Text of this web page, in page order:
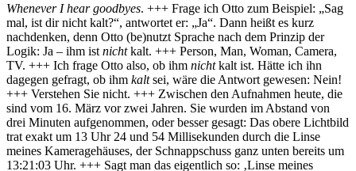
Whenever I hear goodbyes. +++ Frage ich Otto zum Beispiel: „Sag
mal, ist dir nicht kalt?“, antwortet er: „Ja“. Dann heißt es kurz
nachdenken, denn Otto (be)nutzt Sprache nach dem Prinzip der
Logik: Ja – ihm ist nichtkalt. +++ Person, Man, Woman, Camera,
TV. +++ Ich frage Otto also, ob ihm nichtkalt ist. Hätte ich ihn
dagegen gefragt, ob ihm kaltsei, wäre die Antwort gewesen: Nein!
+++ Verstehen Sie nicht. +++ Zwischen den Aufnahmen heute, die
sind vom 16. März vor zwei Jahren. Sie wurden im Abstand von
drei Minuten aufgenommen, oder besser gesagt: Das obere Lichtbild
trat exakt um 13 Uhr 24 und 54 Millisekunden durch die Linse
meines Kameragehäuses, der Schnappschuss ganz unten bereits um
13:21:03 Uhr. +++ Sagt man das eigentlich so: ‚Linse meines